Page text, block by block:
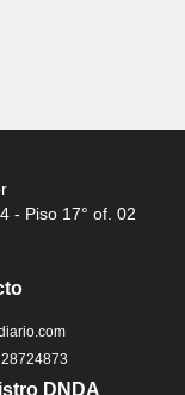
- Piso 17° of. 02
DNDA